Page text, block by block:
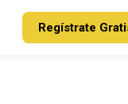
Regístrate